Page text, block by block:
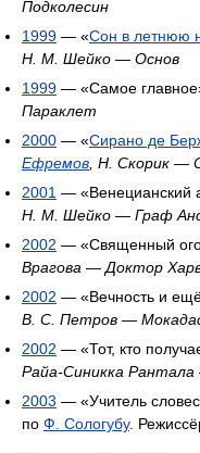
Подколесин
1999 — «Сон в летнюю
Н. М. Шейко — Основ
1999 — «Самое
Параклет
2000 — «Сирано де
Ефремов, Н. Скорик —
2001 — «Венецианский
Н. М. Шейко — Граф
2002 — «Священный
Врагова —Доктор
2002 — «Вечность и
В. С. Петров —
2002 — «Тот, кто
Райа-Синикка Рантала
2003 — «Учитель
по Ф. Сологубу.